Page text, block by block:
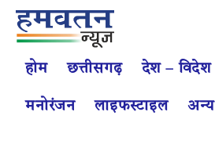
होम छत्तीसगढ़ देश – विदेश
मनोरंजन लाइफस्टाइल अन्य